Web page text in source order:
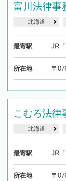
富川法律事
北海道
最寄駅 JR
所在地 〒
こむろ法律
北海道
最寄駅 JR
所在地
〒